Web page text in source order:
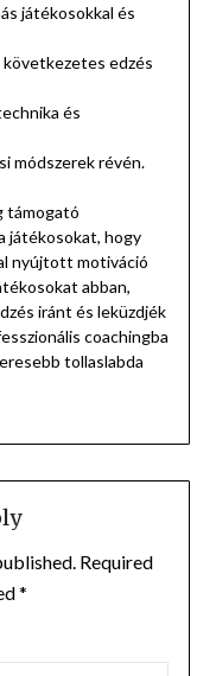
játékosokkal és
edzés
és
módszerek révén.
támogató
játékosokat, hogy
nyújtott motiváció
abban,
iránt és leküzdjék
coachingba
tollaslabda
Required
*